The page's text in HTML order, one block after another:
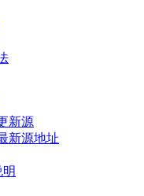
新源
新源地址
明